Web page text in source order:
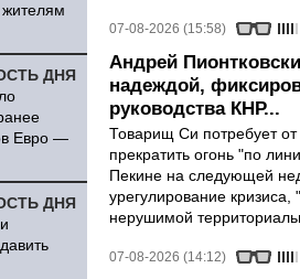
ДНЯ
Евро —
ДНЯ
07-08-2026 (15:58)
Андрей
надеждой,
руководства КНР...
Товарищ Си потребует
прекратить огонь "по
Пекине на следующей
урегулирование
нерушимой
07-08-2026 (14:12)